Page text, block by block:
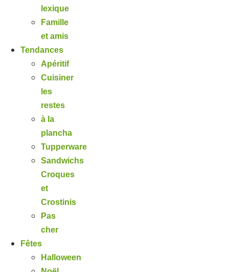
lexique
Famille
et amis
Tendances
Apéritif
Cuisiner
les
restes
à la
plancha
Tupperware
Sandwichs
Croques
et
Crostinis
Pas
cher
Fêtes
Halloween